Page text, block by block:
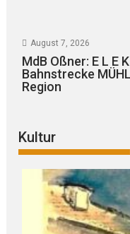
August 7, 2026
MdB Oßner: E L E
Bahnstrecke
Region
Kultur